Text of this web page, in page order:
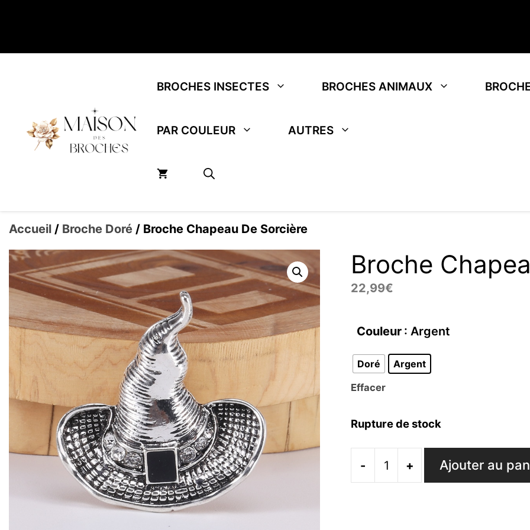
BROCHES INSECTES BROCHES ANIMAUX
PAR COULEUR AUTRES
Accueil / Broche Doré / Broche Chapeau De Sorcière
Broche
22,99€
Couleur : Argent
Doré
Argent
Effacer
Rupture de stock
-
quantité
+ Ajouter au